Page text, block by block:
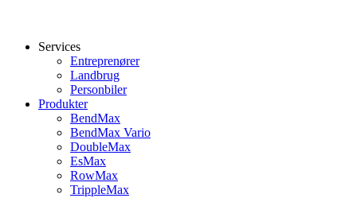
Services
Entreprenører
Landbrug
Personbiler
Produkter
BendMax
BendMax Vario
DoubleMax
EsMax
RowMax
TrippleMax